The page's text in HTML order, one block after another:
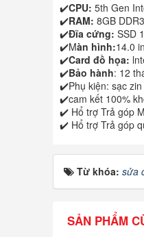
✔️CPU: 5th Gen
✔️RAM: 8GB
✔️Đĩa cứng: SSD
✔️Màn hình:14.0
✔️Card đồ họa:
✔️Bảo hành: 12
✔️Phụ kiện: sạc zin
✔️cam kết 100%
✔️ Hổ trợ Trả góp
✔️ Hổ trợ Trả góp
Từ khóa: sửa
SẢN PHẨM